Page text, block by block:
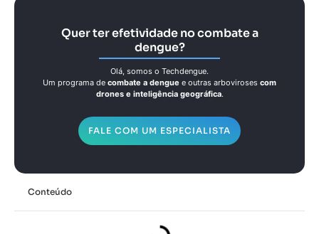
Quer ter efetividade no combate a
dengue?
Olá, somos o Techdengue.
Um programa de combate a dengue e outras arboviroses com
drones e inteligência geográfica.
FALE COM UM ESPECIALISTA
Conteúdo